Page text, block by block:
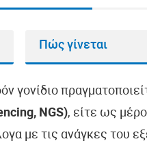
Πώς γίνεται
γονίδιο
NGS), είτε ως
με τις ανάγκες του